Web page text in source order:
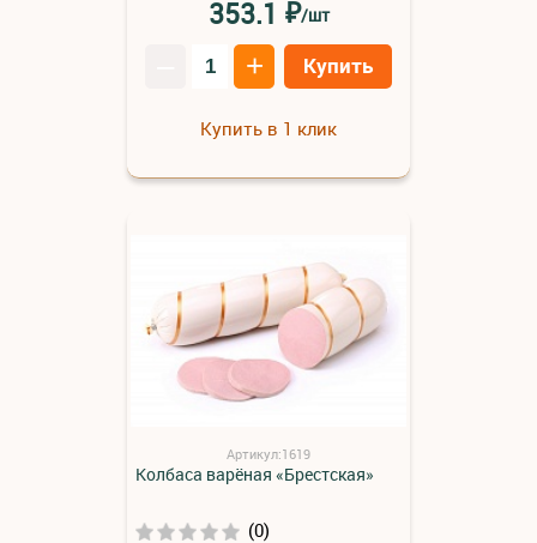
353.1 ₽/шт
+ Купить
Купить в 1 клик
Артикул:1619
Колбаса варёная «Брестская»
(0)